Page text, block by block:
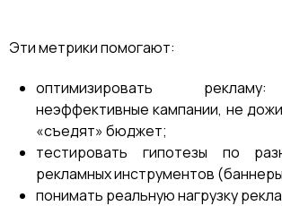
Эти метрики помогают:
оптимизировать
неэффективные кампании, не
«съедят» бюджет;
тестировать гипотезы по
рекламных инструментов
понимать реальную нагрузку